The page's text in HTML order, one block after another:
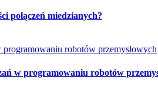
połączeń miedzianych?
w programowaniu robotów